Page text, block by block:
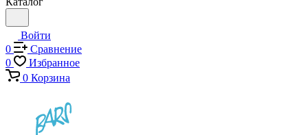
Войти
0
Сравнение
0
Избранное
0 Корзина